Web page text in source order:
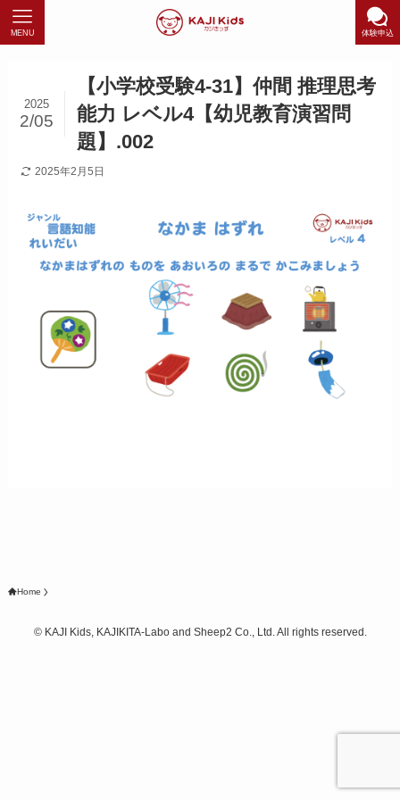
体験申込
MENU
【小学校受験4-31】仲間 推理思考
能力 レベル4【幼児教育演習問
題】.002
2025
2/05
2025年2月5日
Home
©KAJI Kids, KAJIKITA-Labo and Sheep2 Co., Ltd. All rights reserved.